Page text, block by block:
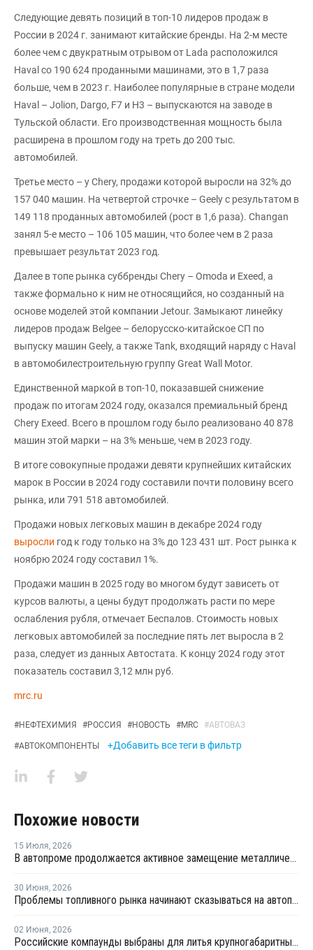
Следующие девять позиций в топ-10 лидеров продаж в
России в 2024 г. занимают китайские бренды. На 2-м месте
более чем с двукратным отрывом от Lada расположился
Haval со 190 624 проданными машинами, это в 1,7 раза
больше, чем в 2023 г. Наиболее популярные в стране модели
Haval – Jolion, Dargo, F7 и H3 – выпускаются на заводе в
Тульской области. Его производственная мощность была
расширена в прошлом году на треть до 200 тыс.
автомобилей.
Третье место – у Chery, продажи которой выросли на 32% до
157 040 машин. На четвертой строчке – Geely с результатом в
149 118 проданных автомобилей (рост в 1,6 раза). Changan
занял 5-е место – 106 105 машин, что более чем в 2 раза
превышает результат 2023 год.
Далее в топе рынка суббренды Chery – Omoda и Exeed, а
также формально к ним не относящийся, но созданный на
основе моделей этой компании Jetour. Замыкают линейку
лидеров продаж Belgee – белорусско-китайское СП по
выпуску машин Geely, а также Tank, входящий наряду с Haval
в автомобилестроительную группу Great Wall Motor.
Единственной маркой в топ-10, показавшей снижение
продаж по итогам 2024 году, оказался премиальный бренд
Chery Exeed. Всего в прошлом году было реализовано 40 878
машин этой марки – на 3% меньше, чем в 2023 году.
В итоге совокупные продажи девяти крупнейших китайских
марок в России в 2024 году составили почти половину всего
рынка, или 791 518 автомобилей.
Продажи новых легковых машин в декабре 2024 году
выросли год к году только на 3% до 123 431 шт. Рост рынка к
ноябрю 2024 году составил 1%.
Продажи машин в 2025 году во многом будут зависеть от
курсов валюты, а цены будут продолжать расти по мере
ослабления рубля, отмечает Беспалов. Стоимость новых
легковых автомобилей за последние пять лет выросла в 2
раза, следует из данных Автостата. К концу 2024 году этот
показатель составил 3,12 млн руб.
mrc.ru
#НЕФТЕХИМИЯ #РОССИЯ #НОВОСТЬ #MRC #АВТОВАЗ
#АВТОКОМПОНЕНТЫ +Добавить все теги в фильтр
Похожие новости
15 Июля, 2026
В автопроме продолжается активное замещение металлических компонентов конструкционными полимерами
30 Июня, 2026
Проблемы топливного рынка начинают сказываться на автоперевозках
02 Июня, 2026
Российские компаунды выбраны для литья крупногабаритных автокомпонентов BELGEE